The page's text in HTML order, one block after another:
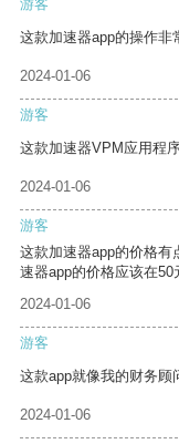
游客
这款加速器app的操作非
2024-01-06
游客
这款加速器VPM应用程
2024-01-06
游客
这款加速器app的价格有
速器app的价格应该在50
2024-01-06
游客
这款app就像我的财务顾
2024-01-06